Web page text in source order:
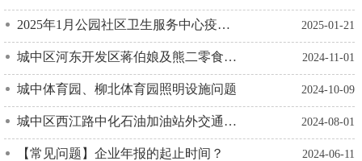
2025-01-21
2025年1月公园社区卫生服务中心疫苗情况
2024-11-01
城中区河东开发区蒋伯娘及熊二零食店门口的两盏路灯损坏问题
2024-10-09
城中体育园、柳北体育园照明设施问题
2024-08-01
城中区西江路中化石油加油站外交通标志牌歪斜问题
2024-06-11
【常见问题】企业年报的起止时间？